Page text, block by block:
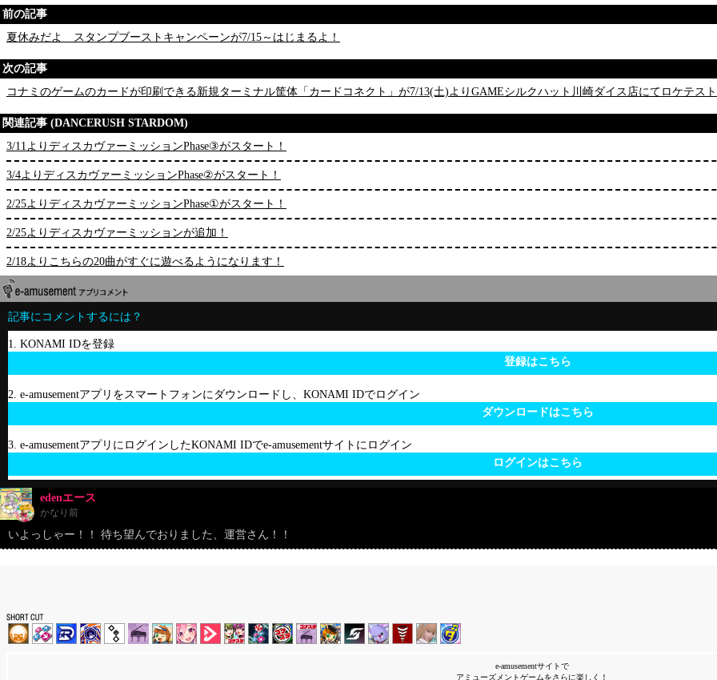
前の記事
夏休みだよ スタンプブーストキャンペーンが7/15～はじまるよ！
次の記事
コナミのゲームのカードが印刷できる新規ターミナル筐体「カードコネクト」が7/13(土)よりGAMEシルクハット川崎ダイス店にてロケテス
関連記事 (DANCERUSH STARDOM)
3/11よりディスカヴァーミッションPhase③がスタート！
3/4よりディスカヴァーミッションPhase②がスタート！
2/25よりディスカヴァーミッションPhase①がスタート！
2/25よりディスカヴァーミッションが追加！
2/18よりこちらの20曲がすぐに遊べるようになります！
記事にコメントするには？
1. KONAMI IDを登録
登録はこちら
2. e-amusementアプリをスマートフォンにダウンロードし、KONAMI IDでログイン
ダウンロードはこちら
3. e-amusementアプリにログインしたKONAMI IDでe-amusementサイトにログイン
ログインはこちら
edenエース
かなり前
いよっしゃー！！ 待ち望んでおりました、運営さん！！
e-amusementサイトで
アミューズメントゲームをさらに楽しく！